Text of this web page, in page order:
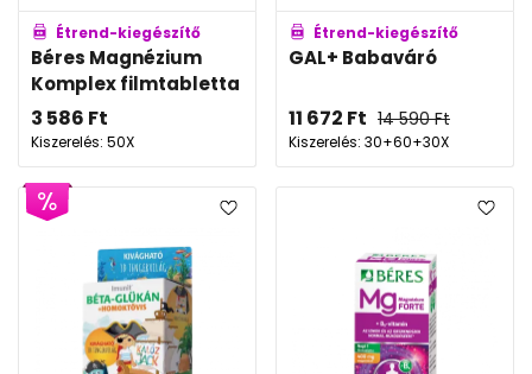
Étrend-kiegészítő
Béres Magnézium
Komplex filmtabletta
3 586 Ft
Kiszerelés: 50X
Étrend-kiegészítő
GAL+ Babaváró
11 672 Ft 14 590Ft
Kiszerelés: 30+60+30X